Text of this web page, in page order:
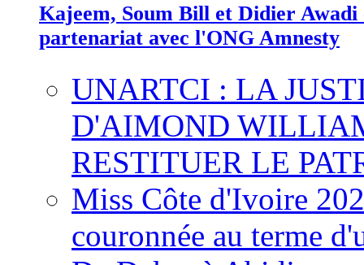
Kajeem, Soum Bill et Didier
partenariat avec l'ONG Amnesty
UNARTCI : LA
D'AIMOND
RESTITUER LE
Miss Côte d'Ivoire
couronnée au terme